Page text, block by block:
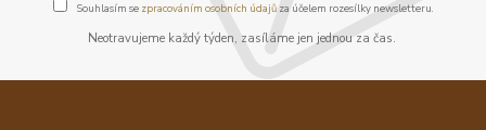
Souhlasím se zpracováním osobních údajůza účelem rozesílky newsletteru.
Neotravujeme každý týden, zasíláme jen jednou za čas.